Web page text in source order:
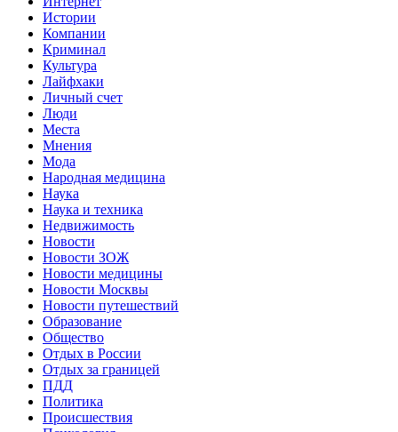
Истории
Компании
Криминал
Культура
Лайфхаки
Личный счет
Люди
Места
Мнения
Мода
Народная медицина
Наука
Наука и техника
Недвижимость
Новости
Новости ЗОЖ
Новости медицины
Новости Москвы
Новости путешествий
Образование
Общество
Отдых в России
Отдых за границей
ПДД
Политика
Происшествия